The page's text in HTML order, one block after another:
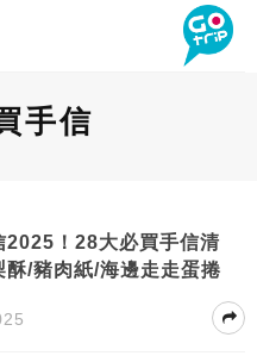
手信
2025！28大必買手信清
酥/豬肉紙/海邊走走蛋捲